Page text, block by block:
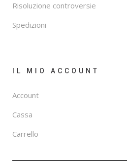
Risoluzione controversie
Spedizioni
IL MIO ACCOUNT
Account
Cassa
Carrello